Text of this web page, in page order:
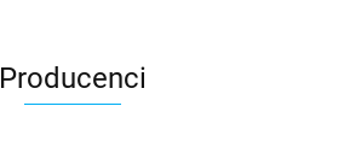
Producenci